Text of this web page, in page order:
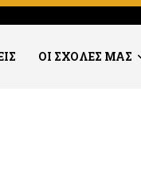
ΟΙ ΣΧΟΛΕΣ ΜΑΣ